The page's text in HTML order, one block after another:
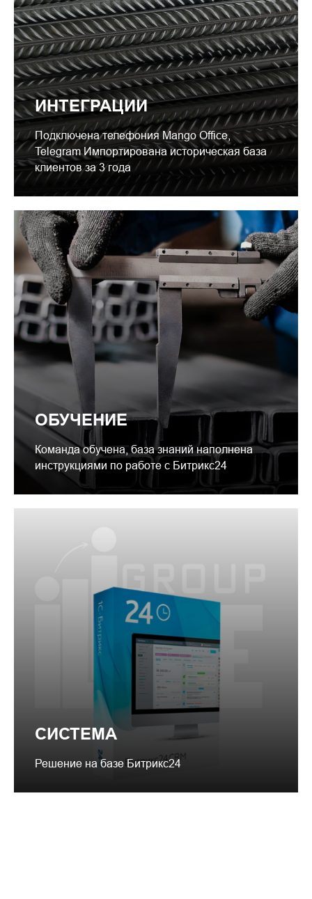
ИНТЕГРАЦИИ
Подключена телефония Mango Office,
Telegram Импортирована историческая база
клиентов за 3 года
ОБУЧЕНИЕ
Команда обучена, база знаний наполнена
инструкциями по работе с Битрикс24
СИСТЕМА
Решение на базе Битрикс24